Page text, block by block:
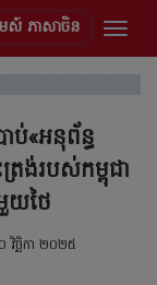
ស៍ ភាសាចិន
ាប់«អនុព័ន្ធ
ង់របស់កម្ពុជា
យថៃ
វិច្ឆិកា ២០២៥